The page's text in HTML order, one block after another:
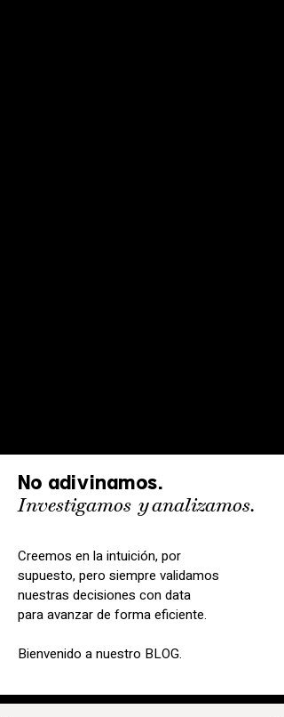
No adivinamos.
Investigamos yanalizamos.
Creemos en la intuición, por
supuesto, pero siempre validamos
nuestras decisiones con data
para avanzar de forma eficiente.
Bienvenido a nuestro BLOG.